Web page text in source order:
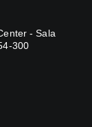
- Sala
300